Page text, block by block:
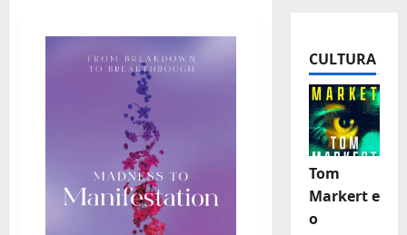
CULTURA
Tom
Markert e
o